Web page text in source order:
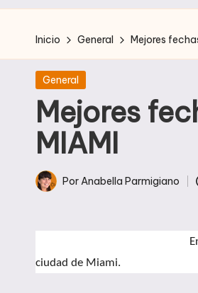
Inicio General Mejores
Publicada
General
Mejores
MIAMI
Publicado
Por Anabella Parmigiano
ciudad de Miami.